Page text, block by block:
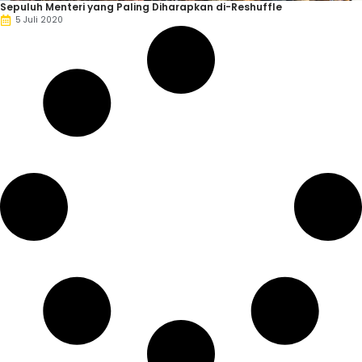
Sepuluh Menteri yang Paling Diharapkan di-Reshuffle
5 Juli 2020